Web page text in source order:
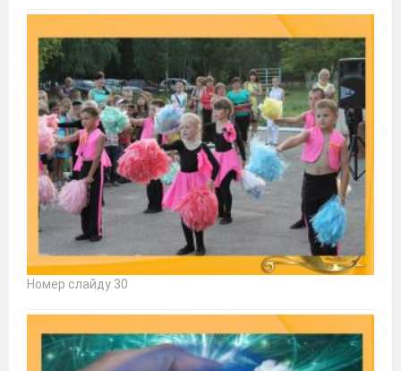
Номер слайду 30